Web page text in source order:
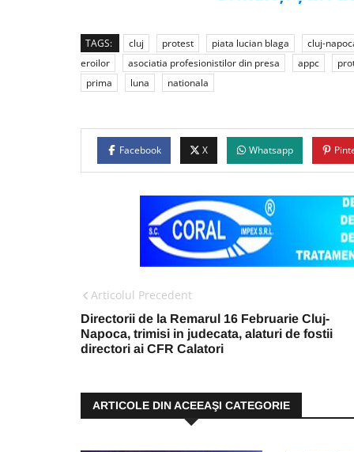
TAGS: cluj protest piata lucian blaga cluj-
eroilor
asociatia profesionistilor din presa appc
prima
luna nationala
Facebook X Whatsapp
Articolul Precedent
Directorii de la Remarul 16 Februarie Cluj-
Napoca, trimisi in judecata, alaturi de fostii
directori ai CFR Calatori
ARTICOLE DIN ACEEAŞI CATEGORIE